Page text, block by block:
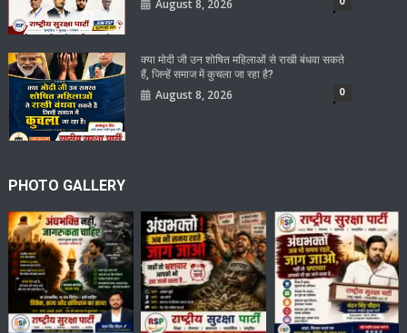
August 8, 2026
क्या मोदी जी उन शोषित महिलाओं से राखी बंधवा सकते
हैं, जिन्हें समाज में कुचला जा रहा है?
August 8, 2026 0
PHOTO GALLERY